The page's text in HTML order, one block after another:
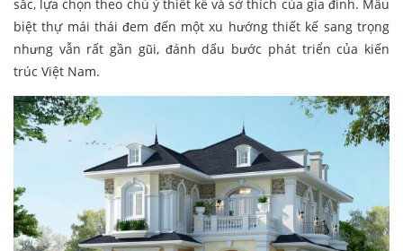
sắc, lựa chọn theo chủ ý thiết kế và sở thích của gia đình. Mẫu
biệt thự mái thái đem đến một xu hướng thiết kế sang trọng
nhưng vẫn rất gần gũi, đánh dấu bước phát triển của kiến
trúc Việt Nam.